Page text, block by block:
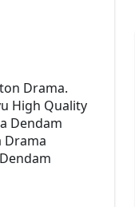
Drama.
High Quality
Dendam
Drama